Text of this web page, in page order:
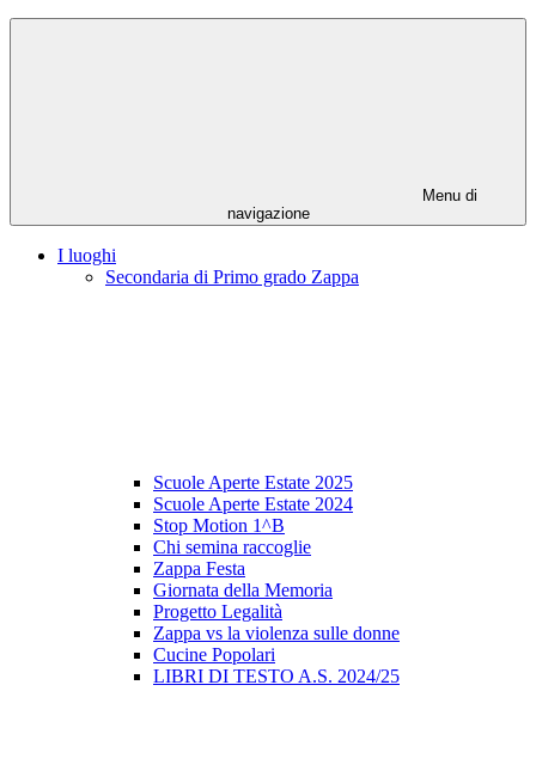
Menu di
navigazione
I luoghi
Secondaria di Primo grado Zappa
Scuole Aperte Estate 2025
Scuole Aperte Estate 2024
Stop Motion 1^B
Chi semina raccoglie
Zappa Festa
Giornata della Memoria
Progetto Legalità
Zappa vs la violenza sulle donne
Cucine Popolari
LIBRI DI TESTO A.S. 2024/25